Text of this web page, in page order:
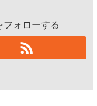
ォローする